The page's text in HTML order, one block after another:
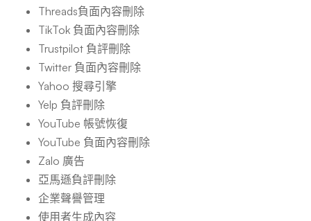
Threads負面內容刪除
TikTok 負面內容刪除
Trustpilot 負評刪除
Twitter 負面內容刪除
Yahoo 搜尋引擎
Yelp 負評刪除
YouTube 帳號恢復
YouTube 負面內容刪除
Zalo 廣告
亞馬遜負評刪除
企業聲譽管理
使用者生成內容